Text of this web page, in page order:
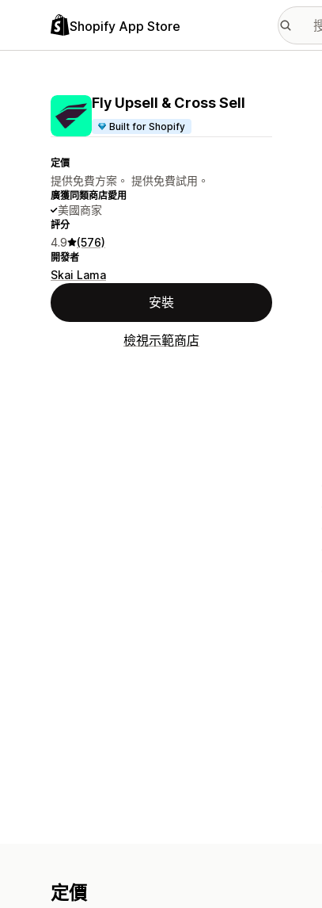
Shopify App Store
Fly Upsell & Cross Sell
Built for Shopify
定價
提供免費方案。 提供免費試用。
廣獲同類商店愛用
美國商家
評分
4.9 (576)
開發者
Skai Lama
安裝
檢視示範商店
定價